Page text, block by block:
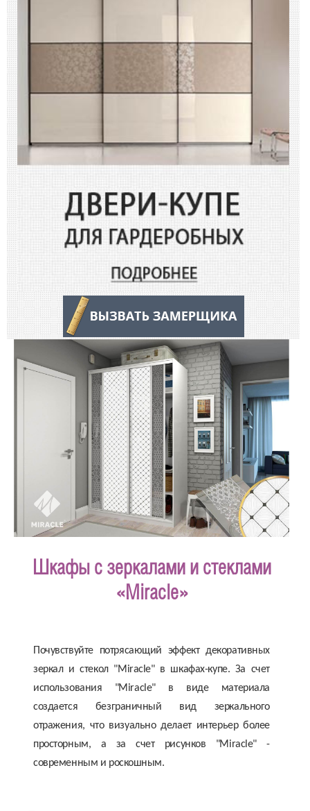
Шкафы с зеркалами и стеклами
«Miracle»
Почувствуйте потрясающий эффект декоративных
зеркал и стекол "Miracle" в шкафах-купе. За счет
использования "Miracle" в виде материала
создается безграничный вид зеркального
отражения, что визуально делает интерьер более
просторным, а за счет рисунков "Miracle" -
современным и роскошным.